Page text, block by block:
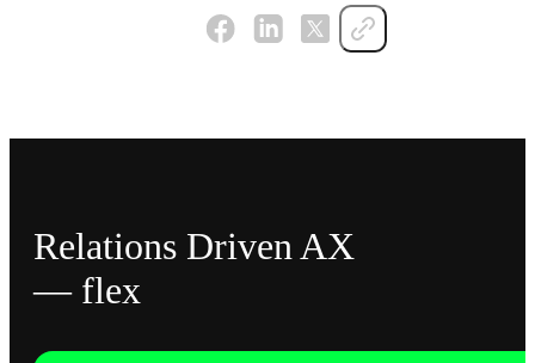
Relations Driven AX
— flex